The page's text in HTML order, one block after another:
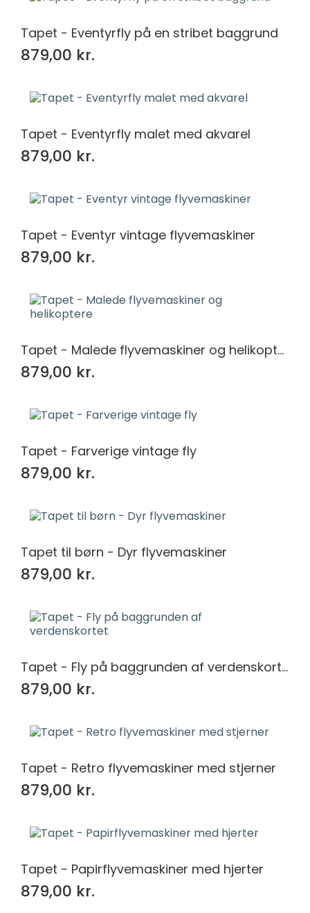
Tapet - Eventyrfly på en stribet baggrund
879,00 kr.
Tapet - Eventyrfly malet med akvarel
879,00 kr.
Tapet - Eventyr vintage flyvemaskiner
879,00 kr.
Tapet - Malede flyvemaskiner og helikoptere
879,00 kr.
Tapet - Farverige vintage fly
879,00 kr.
Tapet til børn - Dyr flyvemaskiner
879,00 kr.
Tapet - Fly på baggrunden af verdenskortet
879,00 kr.
Tapet - Retro flyvemaskiner med stjerner
879,00 kr.
Tapet - Papirflyvemaskiner med hjerter
879,00 kr.